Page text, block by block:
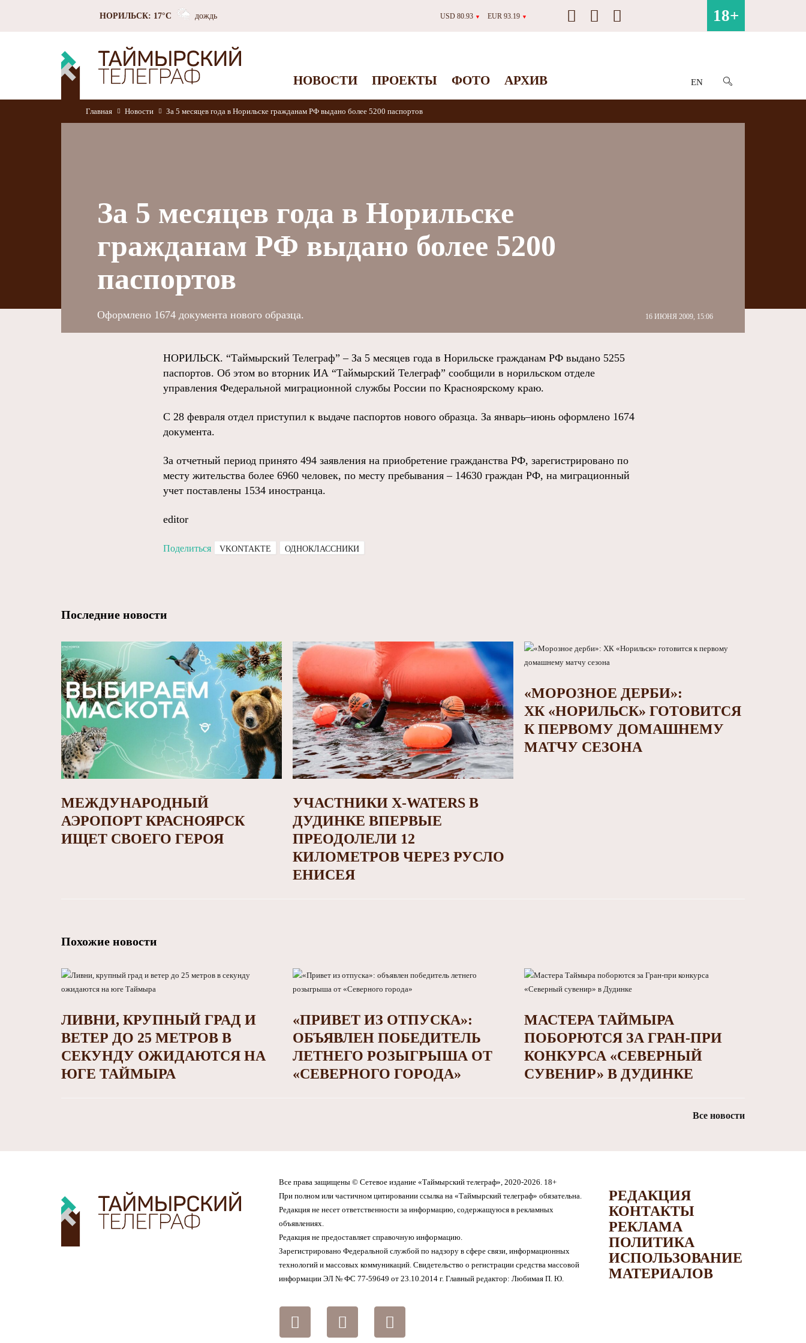
НОРИЛЬСК: 17°C дождь USD 80.93 ▼ EUR 93.19 ▼ 18+
НОВОСТИ ПРОЕКТЫ ФОТО АРХИВ EN
Главная Новости За 5 месяцев года в Норильске гражданам РФ выдано более 5200 паспортов
За 5 месяцев года в Норильске
гражданам РФ выдано более 5200
паспортов
16 ИЮНЯ 2009, 15:06
Оформлено 1674 документа нового образца.
НОРИЛЬСК. “Таймырский Телеграф” – За 5 месяцев года в Норильске гражданам РФ выдано 5255
паспортов. Об этом во вторник ИА “Таймырский Телеграф” сообщили в норильском отделе
управления Федеральной миграционной службы России по Красноярскому краю.
С 28 февраля отдел приступил к выдаче паспортов нового образца. За январь–июнь оформлено 1674
документа.
За отчетный период принято 494 заявления на приобретение гражданства РФ, зарегистрировано по
месту жительства более 6960 человек, по месту пребывания – 14630 граждан РФ, на миграционный
учет поставлены 1534 иностранца.
editor
Поделиться VKONTAKTE ОДНОКЛАССНИКИ
Последние новости
МЕЖДУНАРОДНЫЙ
АЭРОПОРТ КРАСНОЯРСК
ИЩЕТ СВОЕГО ГЕРОЯ
УЧАСТНИКИ X-WATERS В
ДУДИНКЕ ВПЕРВЫЕ
ПРЕОДОЛЕЛИ 12
КИЛОМЕТРОВ ЧЕРЕЗ РУСЛО
ЕНИСЕЯ
«МОРОЗНОЕ ДЕРБИ»:
ХК «НОРИЛЬСК» ГОТОВИТСЯ
К ПЕРВОМУ ДОМАШНЕМУ
МАТЧУ СЕЗОНА
Похожие новости
ЛИВНИ, КРУПНЫЙ ГРАД И
ВЕТЕР ДО 25 МЕТРОВ В
СЕКУНДУ ОЖИДАЮТСЯ НА
ЮГЕ ТАЙМЫРА
«ПРИВЕТ ИЗ ОТПУСКА»:
ОБЪЯВЛЕН ПОБЕДИТЕЛЬ
ЛЕТНЕГО РОЗЫГРЫША ОТ
«СЕВЕРНОГО ГОРОДА»
МАСТЕРА ТАЙМЫРА
ПОБОРЮТСЯ ЗА ГРАН-ПРИ
КОНКУРСА «СЕВЕРНЫЙ
СУВЕНИР» В ДУДИНКЕ
Все новости
Все права защищены © Сетевое издание «Таймырский телеграф», 2020-2026. 18+
При полном или частичном цитировании ссылка на «Таймырский телеграф» обязательна.
Редакция не несет ответственности за информацию, содержащуюся в рекламных
объявлениях.
Редакция не предоставляет справочную информацию.
Зарегистрировано Федеральной службой по надзору в сфере связи, информационных
технологий и массовых коммуникаций. Свидетельство о регистрации средства массовой
информации ЭЛ № ФС 77-59649 от 23.10.2014 г. Главный редактор: Любимая П. Ю.
РЕДАКЦИЯ
КОНТАКТЫ
РЕКЛАМА
ПОЛИТИКА
ИСПОЛЬЗОВАНИЕ
МАТЕРИАЛОВ